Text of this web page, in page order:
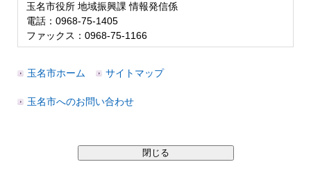
玉名市役所 地域振興課 情報発信係
電話：0968-75-1405
ファックス：0968-75-1166
玉名市ホーム サイトマップ
玉名市へのお問い合わせ